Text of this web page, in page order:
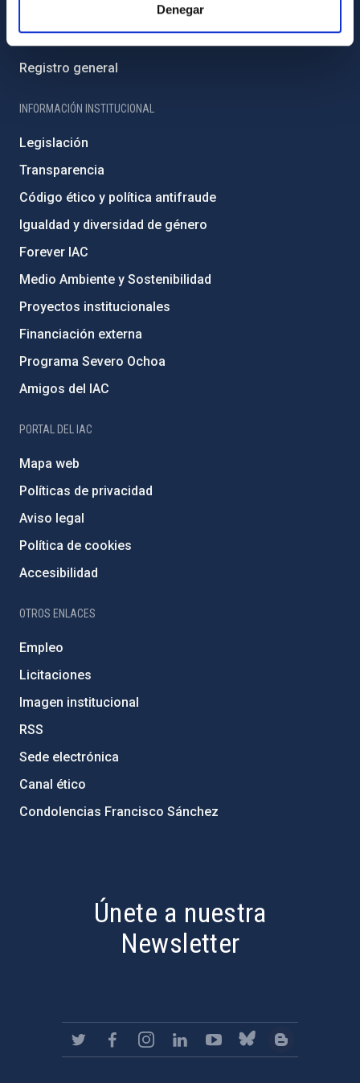
Denegar
Registro general
INFORMACIÓN INSTITUCIONAL
Legislación
Transparencia
Código ético y política antifraude
Igualdad y diversidad de género
Forever IAC
Medio Ambiente y Sostenibilidad
Proyectos institucionales
Financiación externa
Programa Severo Ochoa
Amigos del IAC
PORTAL DEL IAC
Mapa web
Políticas de privacidad
Aviso legal
Política de cookies
Accesibilidad
OTROS ENLACES
Empleo
Licitaciones
Imagen institucional
RSS
Sede electrónica
Canal ético
Condolencias Francisco Sánchez
Únete a nuestra
Newsletter